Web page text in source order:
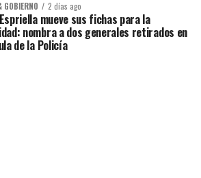
GOBIERNO 2 días ago
mueve sus fichas para la
nombra a dos generales retirados en
de la Policía